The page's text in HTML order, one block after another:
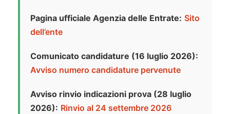
Pagina ufficiale Agenzia delle Entrate: Sito
dell’ente
Comunicato candidature (16 luglio 2026):
Avviso numero candidature pervenute
Avviso rinvio indicazioni prova (28 luglio
2026): Rinvio al 24 settembre 2026